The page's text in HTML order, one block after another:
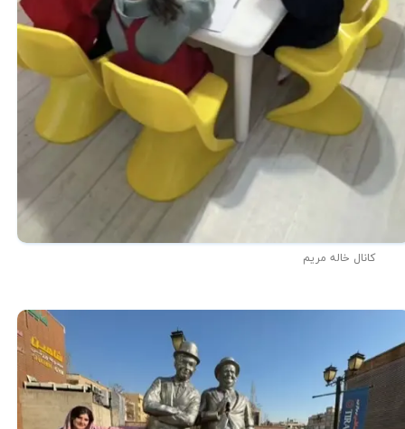
کانال خاله مریم